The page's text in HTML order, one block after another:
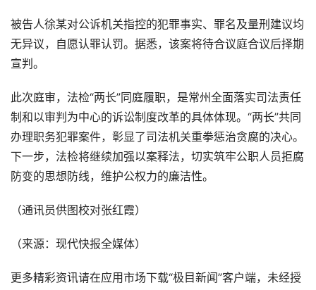
被告人徐某对公诉机关指控的犯罪事实、罪名及量刑建议均
无异议，自愿认罪认罚。据悉，该案将待合议庭合议后择期
宣判。
此次庭审，法检“两长”同庭履职，是常州全面落实司法责任
制和以审判为中心的诉讼制度改革的具体体现。“两长”共同
办理职务犯罪案件，彰显了司法机关重拳惩治贪腐的决心。
下一步，法检将继续加强以案释法，切实筑牢公职人员拒腐
防变的思想防线，维护公权力的廉洁性。
（通讯员供图校对张红霞）
（来源：现代快报全媒体）
更多精彩资讯请在应用市场下载“极目新闻”客户端，未经授